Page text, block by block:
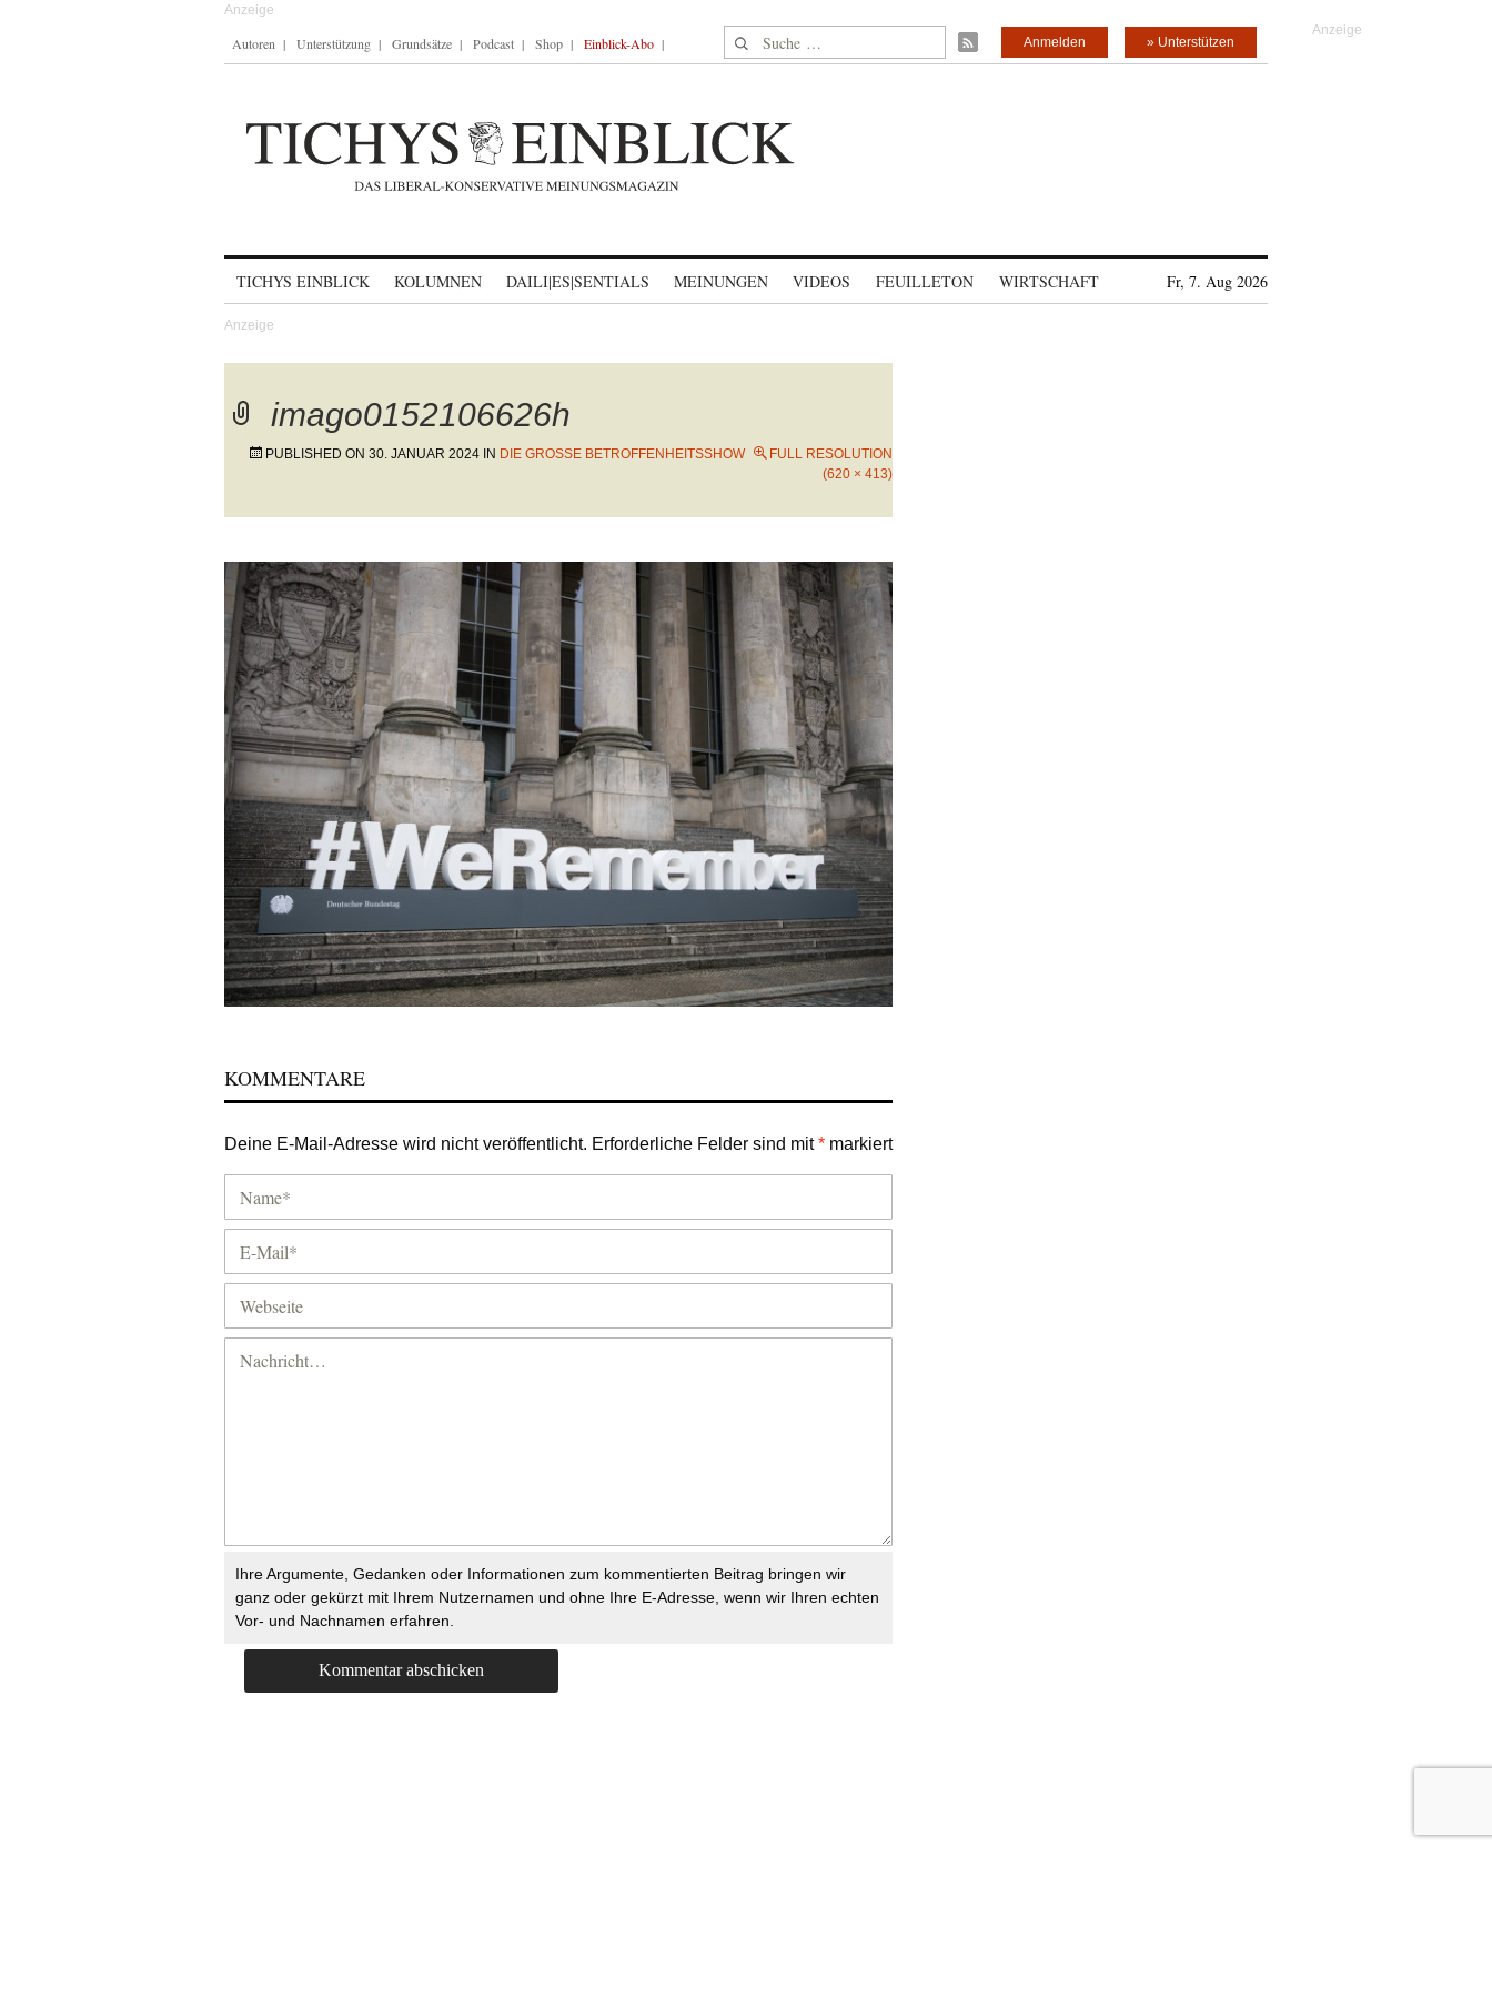
Autoren Unterstützung Grundsätze Podcast Shop Einblick-Abo Suche nach: » Unterstützen
Anmelden
TICHYS EINBLICK KOLUMNEN DAILI|ES|SENTIALS MEINUNGEN VIDEOS FEUILLETON WIRTSCHAFT Fr, 7. Aug 2026
imago0152106626h
PUBLISHED ON 30. JANUAR 2024 IN DIE GROSSE BETROFFENHEITSSHOW
FULL RESOLUTION
(620 × 413)
KOMMENTARE
Deine E-Mail-Adresse wird nicht veröffentlicht. Erforderliche Felder sind mit* markiert
Ihre Argumente, Gedanken oder Informationen zum kommentierten Beitrag bringen wir
ganz oder gekürzt mit Ihrem Nutzernamen und ohne Ihre E-Adresse, wenn wir Ihren echten
Vor- und Nachnamen erfahren.